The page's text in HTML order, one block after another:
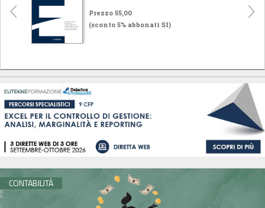
Prezzo 55,00
(sconto 5% abbonati SI)
CONTABILITÀ